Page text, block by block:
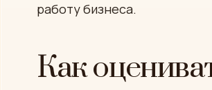
работу бизнеса.
Как